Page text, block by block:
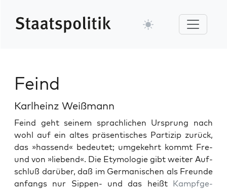
Feind
Karlheinz Weißmann
Feind geht seinem sprach­lichen Ursprung nach
wohl auf ein altes präsen­tis­ches Par­tizip zurück,
das »has­send« bedeutet; umgekehrt kommt Fre­
und von »liebend«. Die Ety­molo­gie gibt weit­er Auf­
schluß darüber, daß im Ger­man­is­chen als Fre­unde
anfangs nur Sip­pen- und das heißt Kampfge­